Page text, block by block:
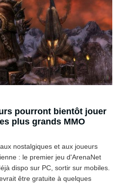
pourront bientôt jouer
plus grands MMO
nostalgiques et aux joueurs
: le premier jeu d'ArenaNet
dispo sur PC, sortir sur mobiles.
être gratuite à quelques